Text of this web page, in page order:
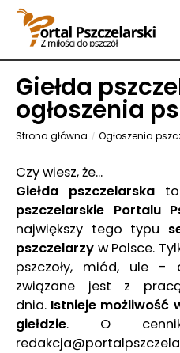
Giełda
ogłoszenia
Strona główna Ogłoszenia
Czy wiesz, że...
Giełda pszczelarska to
pszczelarskie Portalu
największy tego typu
pszczelarzy w Polsce.
pszczoły, miód, ule -
związane jest z
dnia. Istnieje możliwość
giełdzie. O